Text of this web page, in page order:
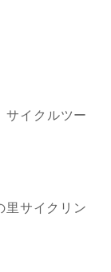
イクルツー
里サイクリン